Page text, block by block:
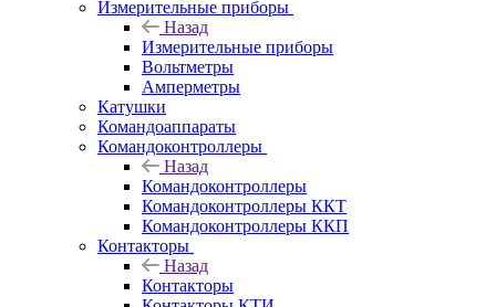
Измерительные приборы
Назад
Измерительные приборы
Вольтметры
Амперметры
Катушки
Командоаппараты
Командоконтроллеры
Назад
Командоконтроллеры
Командоконтроллеры ККТ
Командоконтроллеры ККП
Контакторы
Назад
Контакторы